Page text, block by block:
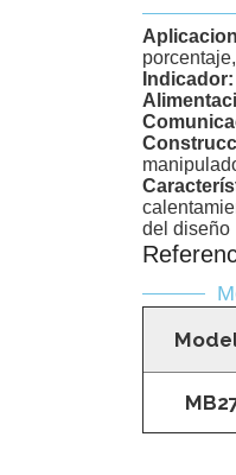
A
Indicador:
A
C
C
del diseño